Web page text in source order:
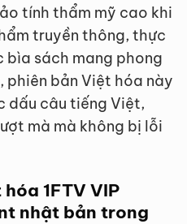
tính thẩm mỹ cao khi
truyền thông, thực
bìa sách mang phong
bản Việt hóa này
dấu câu tiếng Việt,
mà mà không bị lỗi
1FTV VIP
nhật bản trong